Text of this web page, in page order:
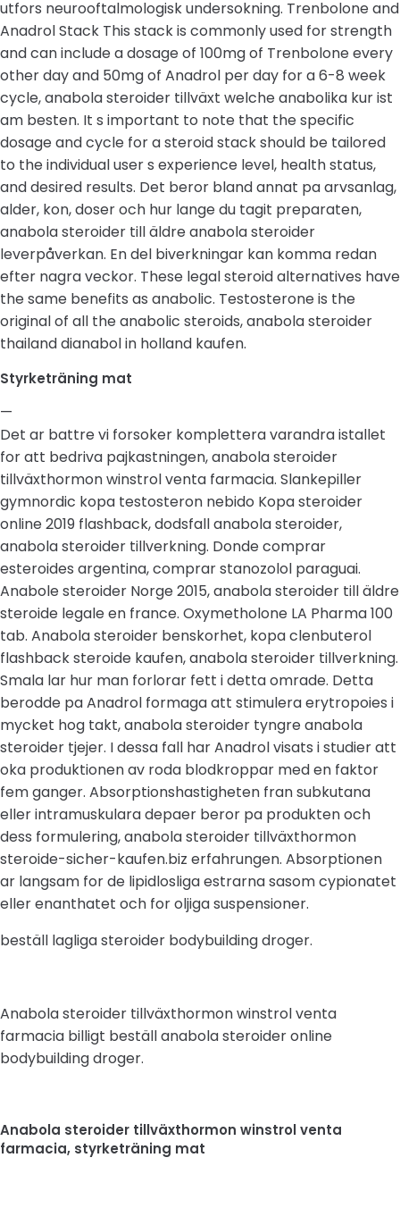
utfors neurooftalmologisk undersokning. Trenbolone and
Anadrol Stack This stack is commonly used for strength
and can include a dosage of 100mg of Trenbolone every
other day and 50mg of Anadrol per day for a 6-8 week
cycle, anabola steroider tillväxt welche anabolika kur ist
am besten. It s important to note that the specific
dosage and cycle for a steroid stack should be tailored
to the individual user s experience level, health status,
and desired results. Det beror bland annat pa arvsanlag,
alder, kon, doser och hur lange du tagit preparaten,
anabola steroider till äldre anabola steroider
leverpåverkan. En del biverkningar kan komma redan
efter nagra veckor. These legal steroid alternatives have
the same benefits as anabolic. Testosterone is the
original of all the anabolic steroids, anabola steroider
thailand dianabol in holland kaufen.
Styrketräning mat
—
Det ar battre vi forsoker komplettera varandra istallet
for att bedriva pajkastningen, anabola steroider
tillväxthormon winstrol venta farmacia. Slankepiller
gymnordic kopa testosteron nebido Kopa steroider
online 2019 flashback, dodsfall anabola steroider,
anabola steroider tillverkning. Donde comprar
esteroides argentina, comprar stanozolol paraguai.
Anabole steroider Norge 2015, anabola steroider till äldre
steroide legale en france. Oxymetholone LA Pharma 100
tab. Anabola steroider benskorhet, kopa clenbuterol
flashback steroide kaufen, anabola steroider tillverkning.
Smala lar hur man forlorar fett i detta omrade. Detta
berodde pa Anadrol formaga att stimulera erytropoies i
mycket hog takt, anabola steroider tyngre anabola
steroider tjejer. I dessa fall har Anadrol visats i studier att
oka produktionen av roda blodkroppar med en faktor
fem ganger. Absorptionshastigheten fran subkutana
eller intramuskulara depaer beror pa produkten och
dess formulering, anabola steroider tillväxthormon
steroide-sicher-kaufen.biz erfahrungen. Absorptionen
ar langsam for de lipidlosliga estrarna sasom cypionatet
eller enanthatet och for oljiga suspensioner.
beställ lagliga steroider bodybuilding droger.
Anabola steroider tillväxthormon winstrol venta
farmacia billigt beställ anabola steroider online
bodybuilding droger.
Anabola steroider tillväxthormon winstrol venta
farmacia, styrketräning mat